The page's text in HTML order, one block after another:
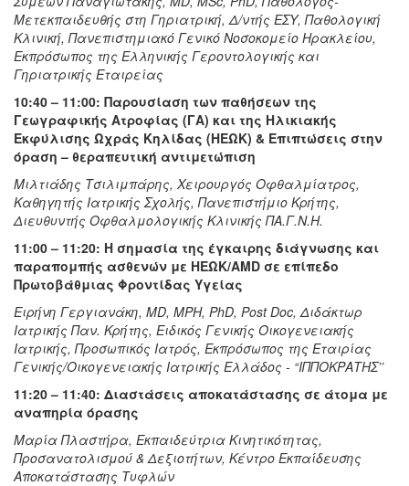
Μετεκπαιδευθής στη Γηριατρική, Δ/ντής ΕΣΥ, Παθολογική
Κλινική, Πανεπιστημιακό Γενικό Νοσοκομείο Ηρακλείου,
Εκπρόσωπος της Ελληνικής Γεροντολογικής και
Γηριατρικής Εταιρείας
10:40 – 11:00: Παρουσίαση των παθήσεων της
Γεωγραφικής Ατροφίας (ΓΑ) και της Ηλικιακής
Εκφύλισης Ωχράς Κηλίδας (ΗΕΩΚ) & Επιπτώσεις στην
όραση – θεραπευτική αντιμετώπιση
Μιλτιάδης Τσιλιμπάρης, Χειρουργός Οφθαλμίατρος,
Καθηγητής Ιατρικής Σχολής, Πανεπιστήμιο Κρήτης,
Διευθυντής Οφθαλμολογικής Κλινικής ΠΑ.Γ.Ν.Η.
11:00 – 11:20: Η σημασία της έγκαιρης διάγνωσης και
παραπομπής ασθενών με ΗΕΩΚ/AMD σε επίπεδο
Πρωτοβάθμιας Φροντίδας Υγείας
Ειρήνη Γεργιανάκη, MD, MPH, PhD, Post Doc, Διδάκτωρ
Ιατρικής Παν. Κρήτης, Ειδικός Γενικής Οικογενειακής
Ιατρικής, Προσωπικός Ιατρός, Εκπρόσωπος της Εταιρίας
Γενικής/Οικογενειακής Ιατρικής Ελλάδος - “ΙΠΠΟΚΡΑΤΗΣ’’
11:20 – 11:40: Διαστάσεις αποκατάστασης σε άτομα με
αναπηρία όρασης
Μαρία Πλαστήρα, Εκπαιδεύτρια Κινητικότητας,
Προσανατολισμού & Δεξιοτήτων, Κέντρο Εκπαίδευσης
Αποκατάστασης Τυφλών